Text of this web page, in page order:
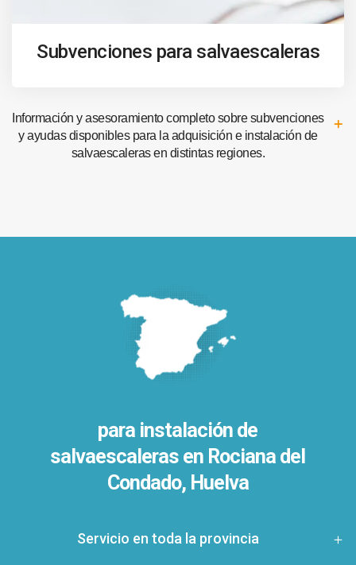
Subvenciones para salvaescaleras
Información y asesoramiento completo sobre subvenciones
y ayudas disponibles para la adquisición e instalación de
salvaescaleras en distintas regiones.
para instalación de
salvaescaleras en Rociana del
Condado, Huelva
Servicio en toda la provincia